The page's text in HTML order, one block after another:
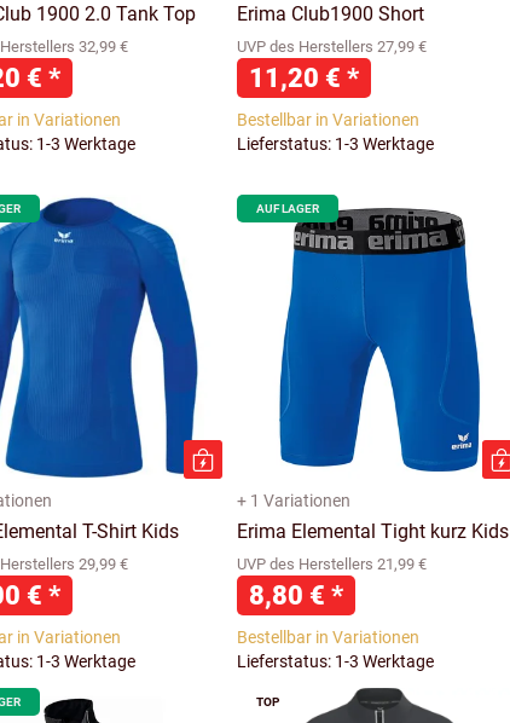
1900 2.0 Tank Top
32,99 €
€ *
in Variationen
1-3 Werktage
Erima Club1900 Short
UVP des Herstellers 27,99 €
11,20 € *
Bestellbar in Variationen
Lieferstatus: 1-3 Werktage
T-Shirt Kids
29,99 €
€ *
in Variationen
1-3 Werktage
AUF LAGER
+ 1 Variationen
Erima Elemental Tight kurz Kids
UVP des Herstellers 21,99 €
8,80 € *
Bestellbar in Variationen
Lieferstatus: 1-3 Werktage
TOP